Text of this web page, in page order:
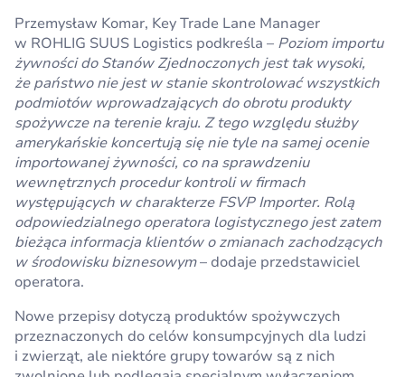
Przemysław Komar, Key Trade Lane Manager
w ROHLIG SUUS Logistics podkreśla – Poziom importu
żywności do Stanów Zjednoczonych jest tak wysoki,
że państwo nie jest w stanie skontrolować wszystkich
podmiotów wprowadzających do obrotu produkty
spożywcze na terenie kraju. Z tego względu służby
amerykańskie koncertują się nie tyle na samej ocenie
importowanej żywności, co na sprawdzeniu
wewnętrznych procedur kontroli w firmach
występujących w charakterze FSVP Importer. Rolą
odpowiedzialnego operatora logistycznego jest zatem
bieżąca informacja klientów o zmianach zachodzących
w środowisku biznesowym– dodaje przedstawiciel
operatora.
Nowe przepisy dotyczą produktów spożywczych
przeznaczonych do celów konsumpcyjnych dla ludzi
i zwierząt, ale niektóre grupy towarów są z nich